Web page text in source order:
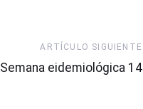
Artículo
Siguiente
ARTÍCULO SIGUIENTE
Semana eidemiológica 14